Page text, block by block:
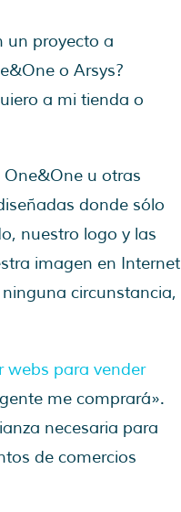
un proyecto a
o Arsys?
a mi tienda o
u otras
donde sólo
nuestro logo y las
imagen en Internet
circunstancia,
webs para vender
me comprará».
necesaria para
de comercios